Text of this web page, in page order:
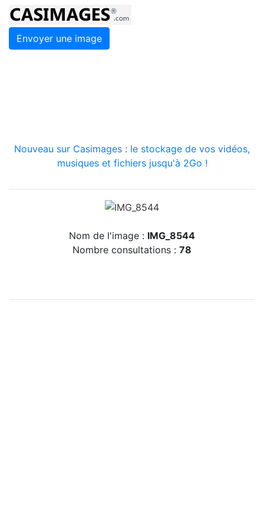
Envoyer une image
Nouveau sur Casimages : le stockage de vos vidéos,
musiques et fichiers jusqu'à 2Go !
Nom de l'image : IMG_8544
Nombre consultations : 78